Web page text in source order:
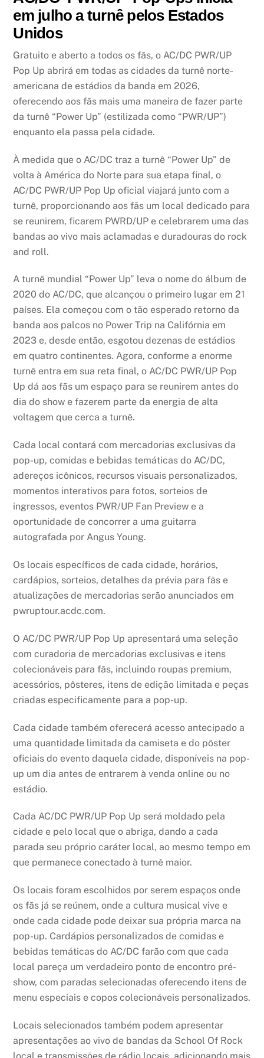
em julho a turnê pelos Estados
Unidos
Gratuito e aberto a todos os fãs, o AC/DC PWR/UP
Pop Up abrirá em todas as cidades da turnê norte-
americana de estádios da banda em 2026,
oferecendo aos fãs mais uma maneira de fazer parte
da turnê “Power Up” (estilizada como “PWR/UP”)
enquanto ela passa pela cidade.
À medida que o AC/DC traz a turnê “Power Up” de
volta à América do Norte para sua etapa final, o
AC/DC PWR/UP Pop Up oficial viajará junto com a
turnê, proporcionando aos fãs um local dedicado para
se reunirem, ficarem PWRD/UP e celebrarem uma das
bandas ao vivo mais aclamadas e duradouras do rock
and roll.
A turnê mundial “Power Up” leva o nome do álbum de
2020 do AC/DC, que alcançou o primeiro lugar em 21
países. Ela começou com o tão esperado retorno da
banda aos palcos no Power Trip na Califórnia em
2023 e, desde então, esgotou dezenas de estádios
em quatro continentes. Agora, conforme a enorme
turnê entra em sua reta final, o AC/DC PWR/UP Pop
Up dá aos fãs um espaço para se reunirem antes do
dia do show e fazerem parte da energia de alta
voltagem que cerca a turnê.
Cada local contará com mercadorias exclusivas da
pop-up, comidas e bebidas temáticas do AC/DC,
adereços icônicos, recursos visuais personalizados,
momentos interativos para fotos, sorteios de
ingressos, eventos PWR/UP Fan Preview e a
oportunidade de concorrer a uma guitarra
autografada por Angus Young.
Os locais específicos de cada cidade, horários,
cardápios, sorteios, detalhes da prévia para fãs e
atualizações de mercadorias serão anunciados em
pwruptour.acdc.com.
O AC/DC PWR/UP Pop Up apresentará uma seleção
com curadoria de mercadorias exclusivas e itens
colecionáveis para fãs, incluindo roupas premium,
acessórios, pôsteres, itens de edição limitada e peças
criadas especificamente para a pop-up.
Cada cidade também oferecerá acesso antecipado a
uma quantidade limitada da camiseta e do pôster
oficiais do evento daquela cidade, disponíveis na pop-
up um dia antes de entrarem à venda online ou no
estádio.
Cada AC/DC PWR/UP Pop Up será moldado pela
cidade e pelo local que o abriga, dando a cada
parada seu próprio caráter local, ao mesmo tempo em
que permanece conectado à turnê maior.
Os locais foram escolhidos por serem espaços onde
os fãs já se reúnem, onde a cultura musical vive e
onde cada cidade pode deixar sua própria marca na
pop-up. Cardápios personalizados de comidas e
bebidas temáticas do AC/DC farão com que cada
local pareça um verdadeiro ponto de encontro pré-
show, com paradas selecionadas oferecendo itens de
menu especiais e copos colecionáveis personalizados.
Locais selecionados também podem apresentar
apresentações ao vivo de bandas da School Of Rock